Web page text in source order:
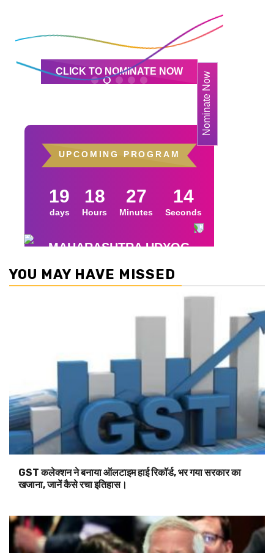
YOU MAY HAVE MISSED
GST कलेक्शन ने बनाया ऑलटाइम हाई रिकॉर्ड, भर गया सरकार का
खजाना, जानें कैसे रचा इतिहास।